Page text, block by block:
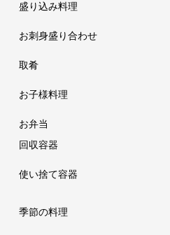
盛り込み料理
お刺身盛り合わせ
取肴
お子様料理
お弁当
回収容器
使い捨て容器
季節の料理